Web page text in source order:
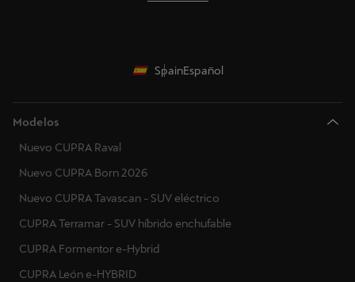
SpainEspañol
Modelos
Nuevo CUPRA Raval
Nuevo CUPRA Born 2026
Nuevo CUPRA Tavascan - SUV eléctrico
CUPRA Terramar - SUV híbrido enchufable
CUPRA Formentor e-Hybrid
CUPRA León e-HYBRID